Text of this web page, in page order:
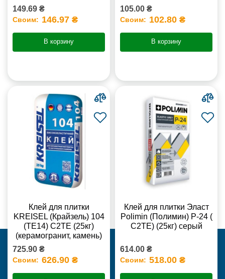
149.69 ₴
Своим: 146.97 ₴
В корзину
105.00 ₴
Своим: 102.80 ₴
В корзину
Клей для плитки
KREISEL (Крайзель) 104
(ТЕ14) С2TE (25кг)
(керамогранит, камень)
725.90 ₴
Своим: 626.90 ₴
Клей для плитки Эласт
Polimin (Полимин) Р-24 (
С2ТЕ) (25кг) серый
614.00 ₴
Своим: 518.00 ₴